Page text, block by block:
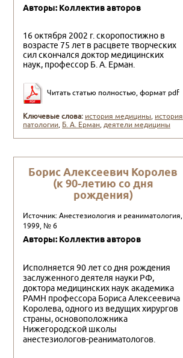
Авторы: Коллектив авторов
16 октября 2002 г. скоропостижно в
возрасте 75 лет в расцвете творческих
сил скончался доктор медицинских
наук, профессор Б. А. Ерман.
Читать статью полностью, формат pdf
Ключевые слова: история медицины, история
патологии, Б. А. Ерман,деятели медицины
Борис Алексеевич Королев
(к 90-летию со дня
рождения)
Источник: Анестезиология и реаниматология,
1999, № 6
Авторы: Коллектив авторов
Исполняется 90 лет со дня рождения
заслуженного деятеля науки РФ,
доктора медицинских наук академи­ка
РАМН профессора Бориса Алексеевича
Королева, одного из ведущих хирургов
страны, основоположника
Нижегородской школы
анестезиологов-реаниматологов.